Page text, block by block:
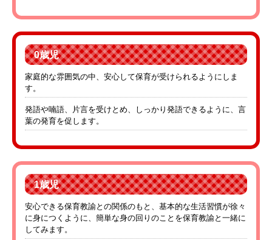
0歳児
家庭的な雰囲気の中、安心して保育が受けられるようにしま
す。
発語や喃語、片言を受けとめ、しっかり発語できるように、言
葉の発育を促します。
1歳児
安心できる保育教諭との関係のもと、基本的な生活習慣が徐々
に身につくように、簡単な身の回りのことを保育教諭と一緒に
してみます。